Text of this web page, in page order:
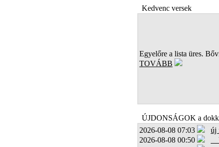
Kedvenc versek
Egyelőre a lista üres.
TOVÁBB
ÚJDONSÁGOK a
2026-08-08 07:03
új
2026-08-08 00:50